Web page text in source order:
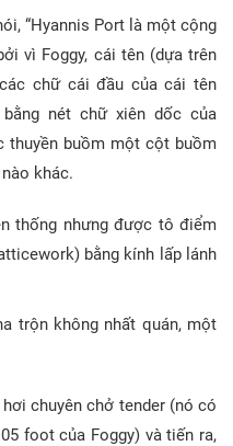
“Hyannis Port là một cộng
vì Foggy, cái tên (dựa trên
chữ cái đầu của cái tên
bằng nét chữ xiên dốc của
thuyền buồm một cột buồm
khác.
thống nhưng được tô điểm
bằng kính lấp lánh
trộn không nhất quán, một
chuyên chở tender (nó có
foot của Foggy) và tiến ra,